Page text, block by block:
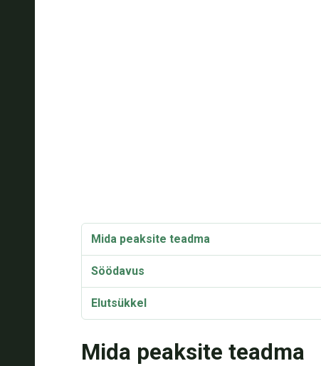
Mida peaksite teadma
Söödavus
Elutsükkel
Mida peaksite teadma